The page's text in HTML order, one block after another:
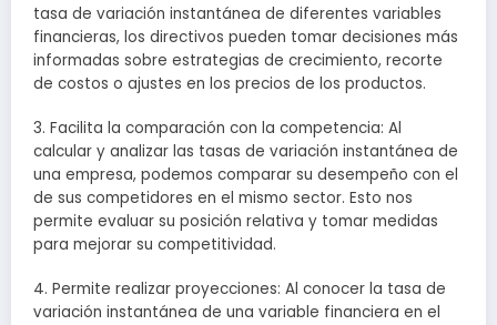
tasa de variación instantánea de diferentes variables
financieras, los directivos pueden tomar decisiones más
informadas sobre estrategias de crecimiento, recorte
de costos o ajustes en los precios de los productos.
3. Facilita la comparación con la competencia: Al
calcular y analizar las tasas de variación instantánea de
una empresa, podemos comparar su desempeño con el
de sus competidores en el mismo sector. Esto nos
permite evaluar su posición relativa y tomar medidas
para mejorar su competitividad.
4. Permite realizar proyecciones: Al conocer la tasa de
variación instantánea de una variable financiera en el